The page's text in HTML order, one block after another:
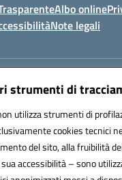
strumenti di
utilizza strumenti di
cookies tecnici
del sito, alla fruibilità
accessibilità – sono
Albo online
Note legali
Email:
(PEC):
SAIC8AM009
Amministrazioni (IPA):
(CUF): UFWC6Y